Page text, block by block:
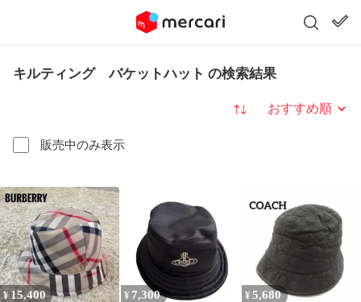
キルティング バケットハット の検索結果
販売中のみ表示
並び替え
¥15,400 ¥ 7,300 ¥ 5,680